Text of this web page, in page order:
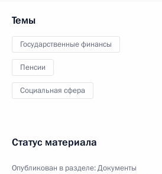
Темы
Государственные финансы
Пенсии
Социальная сфера
Статус материала
Опубликован в разделе:Документы